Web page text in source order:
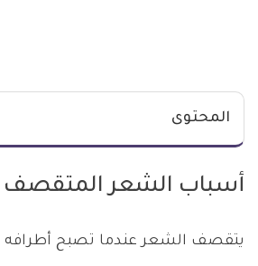
المحتوى
أسباب الشعر المتقصف
يتقصف الشعر عندما تصبح